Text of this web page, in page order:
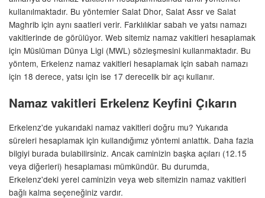
kullanılmaktadır. Bu yöntemler Salat Dhor, Salat Assr ve Salat
Maghrib için aynı saatleri verir. Farklılıklar sabah ve yatsı namazı
vakitlerinde de görülüyor. Web sitemiz namaz vakitleri hesaplamak
için Müslüman Dünya Ligi (MWL) sözleşmesini kullanmaktadır. Bu
yöntem, Erkelenz namaz vakitleri hesaplamak için sabah namazı
için 18 derece, yatsı için ise 17 derecelik bir açı kullanır.
Namaz vakitleri Erkelenz Keyfini Çıkarın
Erkelenz'de yukarıdaki namaz vakitleri doğru mu? Yukarıda
süreleri hesaplamak için kullandığımız yöntemi anlattık. Daha fazla
bilgiyi burada bulabilirsiniz. Ancak caminizin başka açıları (12.15
veya diğerleri) hesaplaması mümkündür. Bu durumda,
Erkelenz'deki yerel caminizin veya web sitemizin namaz vakitleri
bağlı kalma seçeneğiniz vardır.